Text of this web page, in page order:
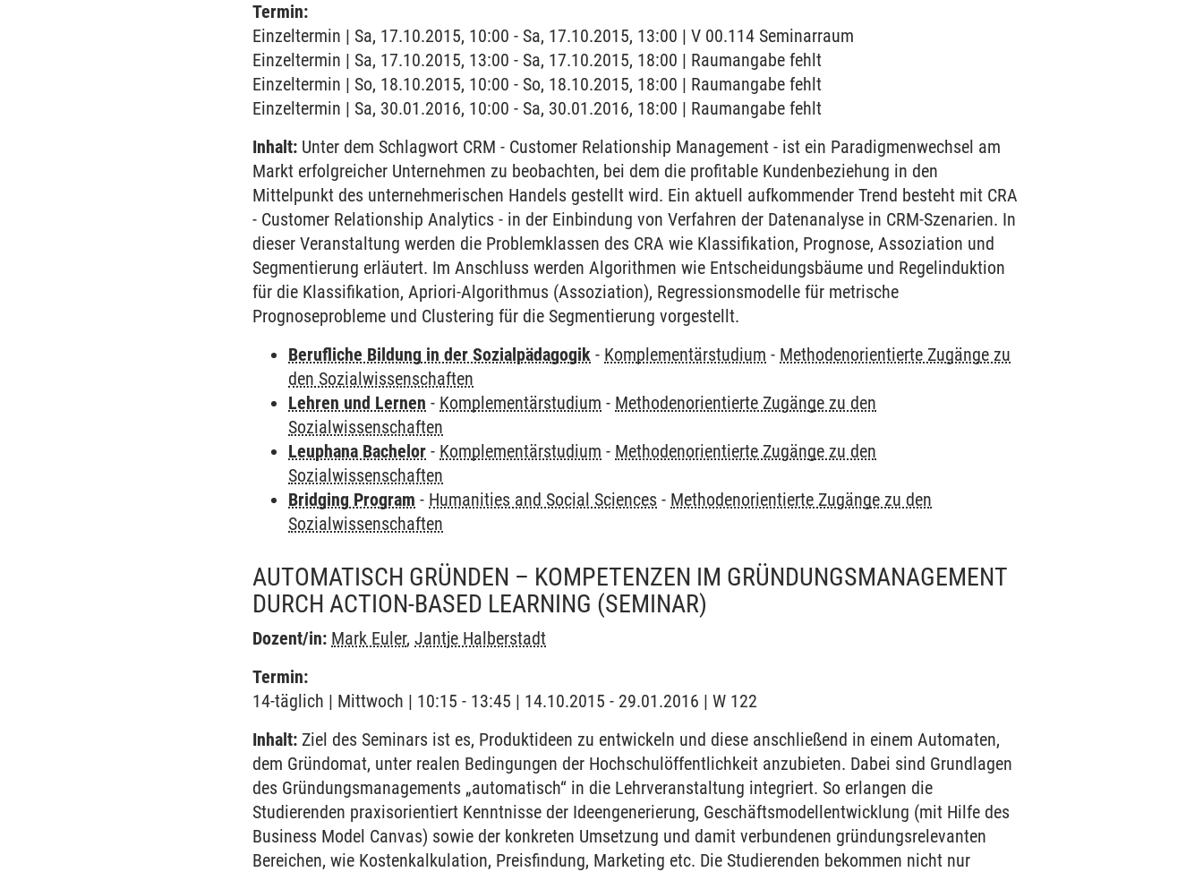
Termin:
Einzeltermin | Sa, 17.10.2015, 10:00 - Sa, 17.10.2015, 13:00 | V 00.114 Seminarraum
Einzeltermin | Sa, 17.10.2015, 13:00 - Sa, 17.10.2015, 18:00 | Raumangabe fehlt
Einzeltermin | So, 18.10.2015, 10:00 - So, 18.10.2015, 18:00 | Raumangabe fehlt
Einzeltermin | Sa, 30.01.2016, 10:00 - Sa, 30.01.2016, 18:00 | Raumangabe fehlt
Inhalt: Unter dem Schlagwort CRM - Customer Relationship Management - ist ein Paradigmenwechsel am
Markt erfolgreicher Unternehmen zu beobachten, bei dem die profitable Kundenbeziehung in den
Mittelpunkt des unternehmerischen Handels gestellt wird. Ein aktuell aufkommender Trend besteht mit CRA
- Customer Relationship Analytics - in der Einbindung von Verfahren der Datenanalyse in CRM-Szenarien. In
dieser Veranstaltung werden die Problemklassen des CRA wie Klassifikation, Prognose, Assoziation und
Segmentierung erläutert. Im Anschluss werden Algorithmen wie Entscheidungsbäume und Regelinduktion
für die Klassifikation, Apriori-Algorithmus (Assoziation), Regressionsmodelle für metrische
Prognoseprobleme und Clustering für die Segmentierung vorgestellt.
Berufliche Bildung in der Sozialpädagogik - Komplementärstudium - Methodenorientierte Zugänge zu
den Sozialwissenschaften
Lehren und Lernen - Komplementärstudium - Methodenorientierte Zugänge zu den
Sozialwissenschaften
Leuphana Bachelor - Komplementärstudium - Methodenorientierte Zugänge zu den
Sozialwissenschaften
Bridging Program - Humanities and Social Sciences - Methodenorientierte Zugänge zu den
Sozialwissenschaften
AUTOMATISCH GRÜNDEN – KOMPETENZEN IM GRÜNDUNGSMANAGEMENT
DURCH ACTION-BASED LEARNING (SEMINAR)
Dozent/in: Mark Euler,Jantje Halberstadt
Termin:
14-täglich | Mittwoch | 10:15 - 13:45 | 14.10.2015 - 29.01.2016 | W 122
Inhalt: Ziel des Seminars ist es, Produktideen zu entwickeln und diese anschließend in einem Automaten,
dem Gründomat, unter realen Bedingungen der Hochschulöffentlichkeit anzubieten. Dabei sind Grundlagen
des Gründungsmanagements „automatisch“ in die Lehrveranstaltung integriert. So erlangen die
Studierenden praxisorientiert Kenntnisse der Ideengenerierung, Geschäftsmodellentwicklung (mit Hilfe des
Business Model Canvas) sowie der konkreten Umsetzung und damit verbundenen gründungsrelevanten
Bereichen, wie Kostenkalkulation, Preisfindung, Marketing etc. Die Studierenden bekommen nicht nur